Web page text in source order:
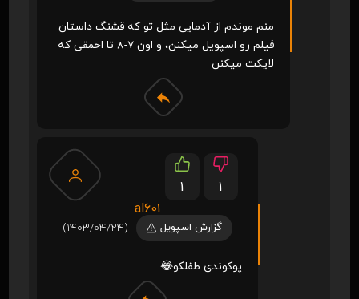
منم موندم از آدمایی مثل تو که قشنگ داستان
فیلم رو اسپویل میکنن، و اون 7-8 تا احمقی که
لایکت میکنن
1
1
al601
گزارش اسپویل (1403/04/24)
پوکوندی طفلکو😂